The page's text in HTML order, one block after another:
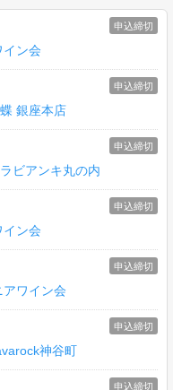
イン会
申込締切
銀座本店
申込締切
ビアンキ丸の内
申込締切
イン会
申込締切
アワイン会
申込締切
神谷町
申込締切
申込締切